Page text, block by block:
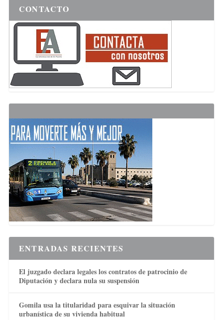
CONTACTO
ENTRADAS RECIENTES
El juzgado declara legales los contratos de patrocinio de
Diputación y declara nula su suspensión
Gomila usa la titularidad para esquivar la situación
urbanística de su vivienda habitual